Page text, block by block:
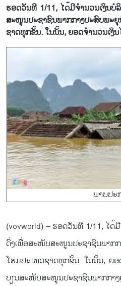
ຮອດ​ວັນ​ທີ 1/11, ​ໄດ້ມີ​ຈ​ຳ​ນວນ​ເງິນ​
ສະ​ໜູນ​ປະ​ຊາ​ຊົນ​ພາກ​ກາງ​​ປະ​ສົບ​ພະ​
ຊາດທຸກ​ຂັ້ນ. ໃນນັ້ນ, ຍອດ​ຈຳ​ນວນ​ເງິ
ພາບ​ປະ​
(vovworld) – ​​​ຮອດ​ວັນ​ທີ 1/11, ​ໄດ້
ດົ່ງ​ເພື່ອ​ສະ​ໜັບ​ສະ​ໜູນ​ປະ​ຊາ​ຊົນ​ພາກ​
ໂຮມ​ປະ​ເທດ​ຊາດທຸກ​ຂັ້ນ. ໃນນັ້ນ, ຍ
ບຽນ​ສະ​ໜັບ​ສະ​ໜູນ​ປະ​ຊາ​ຊົນ​ພາກ​ກາ